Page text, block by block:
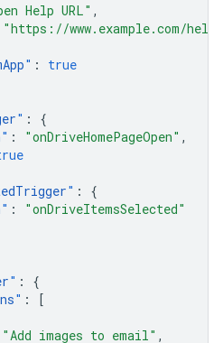
Help URL" ,
"https://www.example.com/help"
" :
true
" :
{
" : "onDriveHomePageOpen" ,
" :
{
" :
"onDriveItemsSelected"
" :
{
" :
[
"Add images to email" ,